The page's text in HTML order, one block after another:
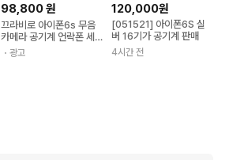
98,800원
끄라비로 아이폰6s 무음
카메라 공기계 언락폰 세
컨폰 16GB 32GB 64G
128G
・광고
120,000원
[051521] 아이폰6S 실
버 16기가 공기계 판매
4시간 전